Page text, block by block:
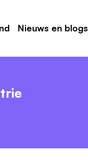
Nieuws en blogs